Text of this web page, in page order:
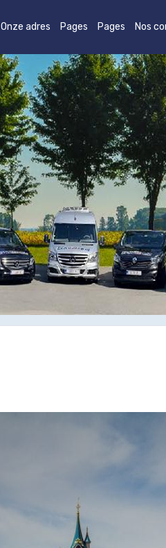
Onze adres Pages Pages Nos